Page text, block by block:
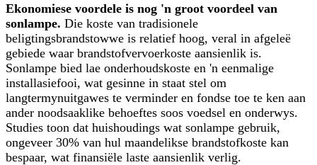
Ekonomiese voordele is nog 'n groot voordeel van
sonlampe. Die koste van tradisionele
beligtingsbrandstowwe is relatief hoog, veral in afgeleë
gebiede waar brandstofvervoerkoste aansienlik is.
Sonlampe bied lae onderhoudskoste en 'n eenmalige
installasiefooi, wat gesinne in staat stel om
langtermynuitgawes te verminder en fondse toe te ken aan
ander noodsaaklike behoeftes soos voedsel en onderwys.
Studies toon dat huishoudings wat sonlampe gebruik,
ongeveer 30% van hul maandelikse brandstofkoste kan
bespaar, wat finansiële laste aansienlik verlig.